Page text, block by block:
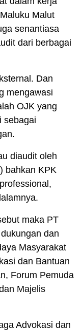
Malut
senantiasa
dari berbagai
Dan
mengawasi
OJK yang
sebagai
diaudit oleh
bahkan KPK
maka PT
dan
Masyarakat
dan Bantuan
Forum Pemuda
Majelis
Advokasi dan